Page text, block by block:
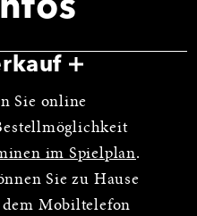
Sie online
im Spielplan.
Sie zu Hause
Mobiltelefon